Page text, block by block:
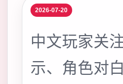
2026-07-20
中文玩家关
示、角色对